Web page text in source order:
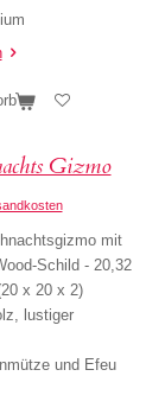
Gizmo
mit
Schild - 20,32
x 20 x 2)
lustiger
und Efeu